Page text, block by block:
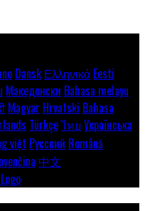
Dansk Ελληνικά Eesti
Македонски Bahasa melayu
Magyar Hrvatski Bahasa
Türkçeไทย Українська
việt Русский Română
中文